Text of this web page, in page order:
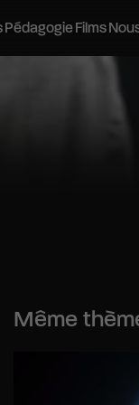
PédagogieFilms
Même